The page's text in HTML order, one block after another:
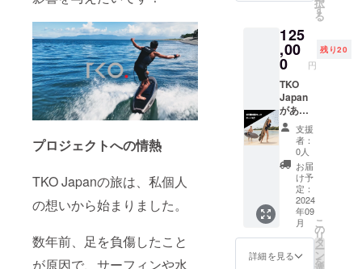
プロジェクトへの情熱
TKO Japanの旅は、私個人
の想いから始まりました。
数年前、足を負傷したこと
が原因で、サーフィンや水
崎ビー
チ
⒉ 静
岡市駿
河区用
宗ビー
チ
3. 静
岡市牧
之原所
のビー
チ ・支
援者様
の交通
在費：
・体験
可能日
時：春
季 何
曜日で
も予約
可能
09:00-
17:00
・休業
期間：
冬季
（ウェ
ット
スーツ
ちの方
年8月か
ら2025
年9月末
まで
TKO
Japan
電動
サー
フィン
ジェッ
トボー
ド 2台
２時間
乗り放
題体験
小売価
¥60,000
■備考
参加可
能人数
最大４
晴れわ
の下、
あなた
の日常
に喜び
をもた
らしま
す！ 友
達と一
緒に乗
ろう! こ
のリ
ターン
には以
下が含
まれま
す： ・
【Cam
pfire限
定】
す
る
125
,00
0 円
残り20
TKO
Japan
があな
たのも
とへ
やって
くる！
本プロ
ジェク
トを支
援いた
だき、
ありが
とうご
ざいま
支援
者：
0人
お届
け予
定：
2024
年09
月
詳細を見る
こ
の
リ
タ
ー
ン
を